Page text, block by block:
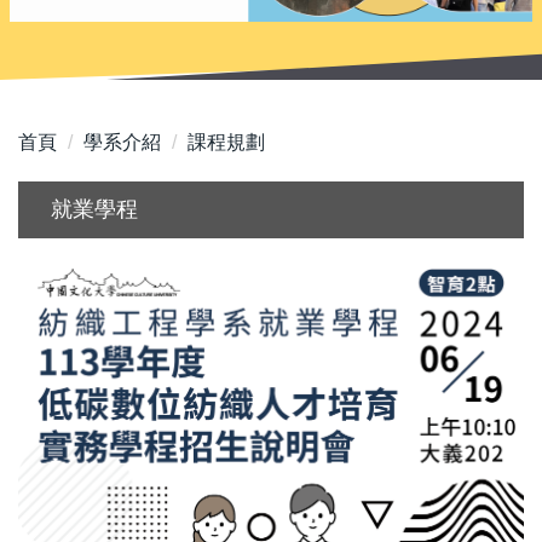
首頁 學系介紹 課程規劃
就業學程